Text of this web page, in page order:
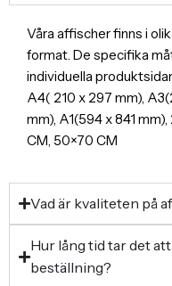
Våra affischer finns i
format. De specifika
individuella
A4( 210 x 297 mm),
mm), A1(594 x 841
CM, 50×70 CM
Vad är kvaliteten på
Hur lång tid tar det
beställning?